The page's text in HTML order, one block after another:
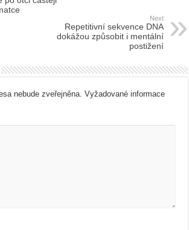
Next
Repetitivní sekvence DNA
dokážou způsobit i mentální
postižení
nebude zveřejněna. Vyžadované informace